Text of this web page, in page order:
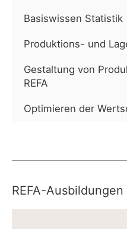
Basiswissen Statistik
Produktions- und
Gestaltung von
REFA
Optimieren der
REFA-